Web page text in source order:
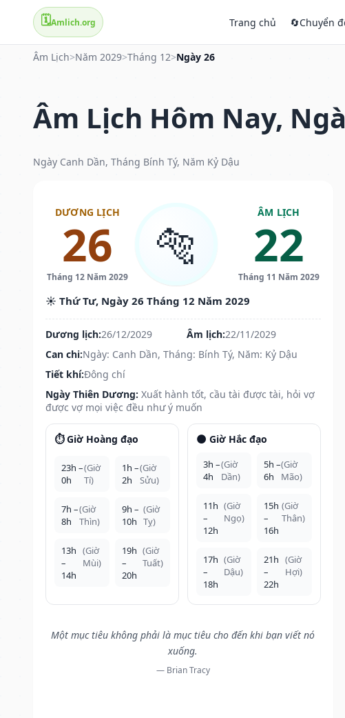
🗓️Amlich.org Trang chủ 🔄Chuyển
Âm Lịch>Năm 2029>Tháng 12>Ngày 26
Âm Lịch Hôm Nay,
Ngày Canh Dần, Tháng Bính Tý, Năm Kỷ Dậu
DƯƠNG LỊCH
26
Tháng 12 Năm 2029
🐅
ÂM LỊCH
22
Tháng 11 Năm 2029
☀️ Thứ Tư, Ngày 26 Tháng 12 Năm 2029
Dương lịch:26/12/2029 Âm lịch:22/11/2029
Can chi:Ngày: Canh Dần, Tháng: Bính Tý, Năm: Kỷ Dậu
Tiết khí:Đông chí
Ngày Thiên Dương: Xuất hành tốt, cầu tài được tài, hỏi vợ
được vợ mọi việc đều như ý muốn
⏱️ Giờ Hoàng đạo
23h –
0h
(Giờ
Tí)
1h –
2h
(Giờ
Sửu)
7h –
8h
(Giờ
Thìn)
9h –
10h
(Giờ
Tỵ)
13h
–
14h
(Giờ
Mùi)
19h
–
20h
(Giờ
Tuất)
🌑 Giờ Hắc đạo
3h –
4h
(Giờ
Dần)
5h –
6h
(Giờ
Mão)
11h
–
12h
(Giờ
Ngọ)
15h
–
16h
(Giờ
Thân)
17h
–
18h
(Giờ
Dậu)
21h
–
22h
(Giờ
Hợi)
Một mục tiêu không phải là mục tiêu cho đến khi bạn viết nó
xuống.
— Brian Tracy